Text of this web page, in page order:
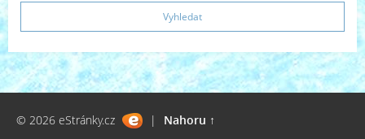
© 2026 eStránky.cz | Nahoru ↑